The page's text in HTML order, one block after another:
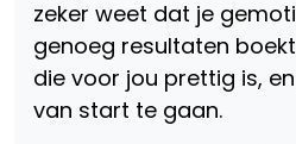
zeker weet dat je
genoeg resultaten
die voor jou prettig is,
van start te gaan.